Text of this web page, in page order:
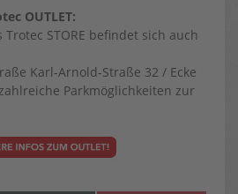
OUTLET:
STORE befindet sich auch
Karl-Arnold-Straße 32 / Ecke
Parkmöglichkeiten zur